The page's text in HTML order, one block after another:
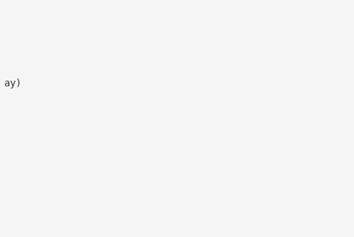
ay)